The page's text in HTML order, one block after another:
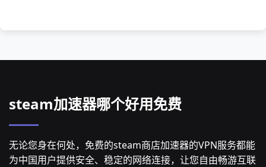
steam加速器哪个好用免费
无论您身在何处，免费的steam商店加速器的VPN服务都能
为中国用户提供安全、稳定的网络连接，让您自由畅游互联